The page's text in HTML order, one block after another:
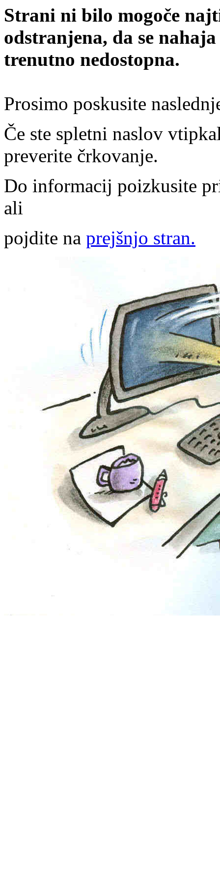
Strani ni bilo mogoče
odstranjena, da se
trenutno nedostopna.
Prosimo poskusite
Če ste spletni naslov
preverite črkovanje.
Do informacij poizkusite
ali
pojdite na prejšnjo stran.